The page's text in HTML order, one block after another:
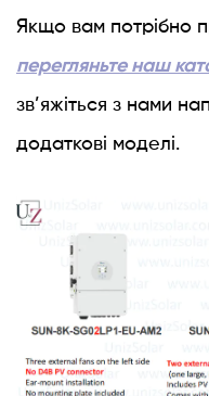
Якщо вам потрібно
перегляньте наш
зв’яжіться з нами
додаткові моделі.